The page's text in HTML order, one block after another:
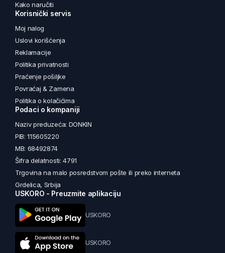
Kako naručiti
Korisnički servis
Moj nalog
Uslovi korišćenja
Reklamacije
Politika privatnosti
Praćenje pošiljke
Povraćaj & Zamena
Politika o kolačićima
Podaci o kompaniji
Naziv preduzeća: DONKIN
PIB: 115605220
MB: 68492874
Šifra delatnosti: 4791
Trgovina na malo posredstvom pošte ili preko interneta
Grdelica, Srbija
USKORO - Preuzmite aplikaciju
USKORO
USKORO